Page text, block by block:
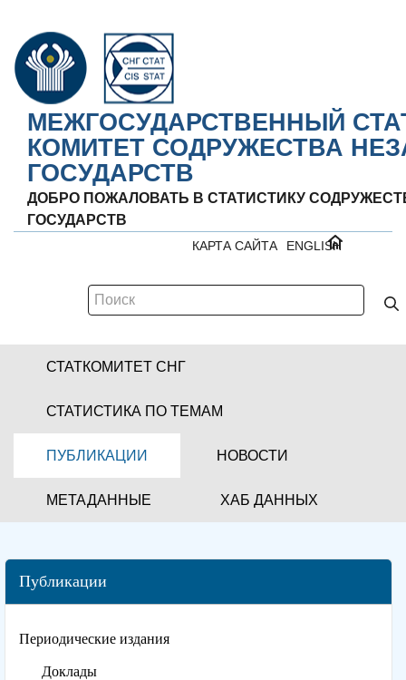
МЕЖГОСУДАРСТВЕННЫЙ
КОМИТЕТ СОДРУЖЕСТВА
ГОСУДАРСТВ
ДОБРО ПОЖАЛОВАТЬ В СТАТИСТИКУ
ГОСУДАРСТВ
ENGLISH
КАРТА САЙТА
СТАТКОМИТЕТ СНГ
СТАТИСТИКА ПО ТЕМАМ
ПУБЛИКАЦИИ НОВОСТИ
МЕТАДАННЫЕ ХАБ ДАННЫХ
Публикации
Периодические издания
Доклады